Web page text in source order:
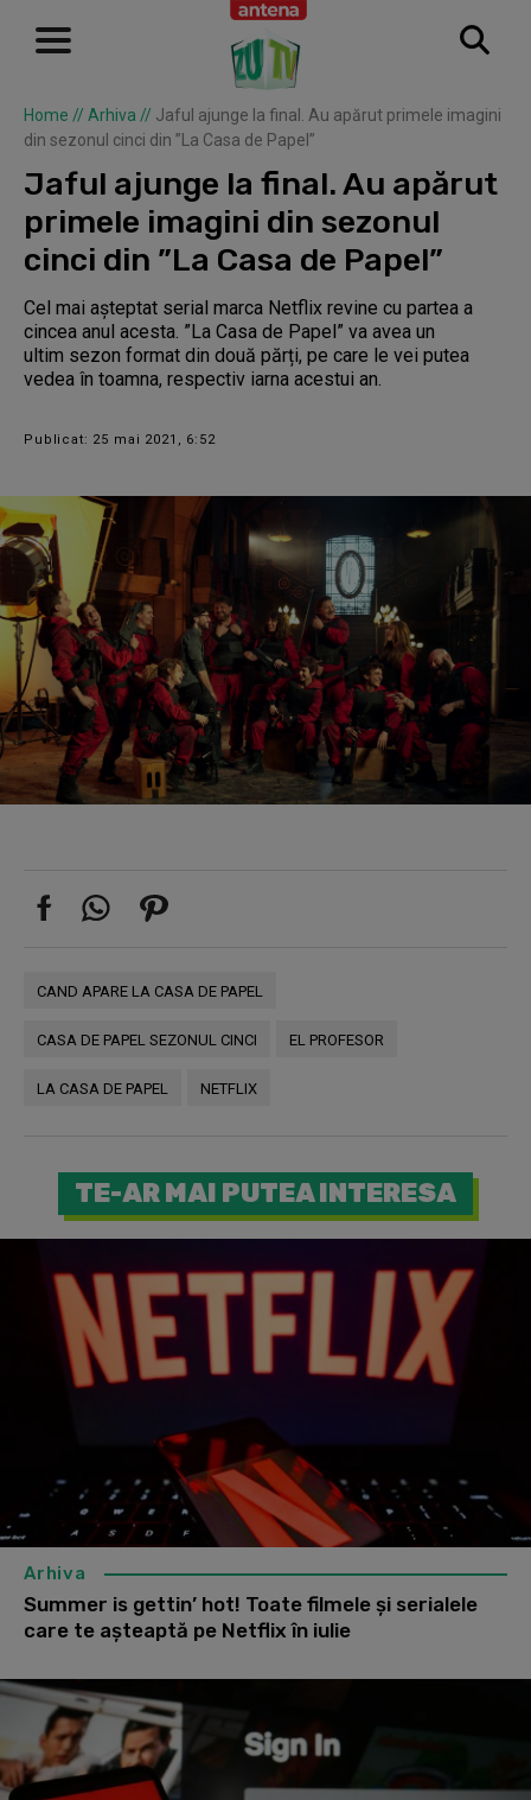
Home // Arhiva // Jaful ajunge la final. Au apărut primele imagini
din sezonul cinci din ”La Casa de Papel”
Jaful ajunge la final. Au apărut
primele imagini din sezonul
cinci din ”La Casa de Papel”
Cel mai așteptat serial marca Netflix revine cu partea a
cincea anul acesta. ”La Casa de Papel” va avea un
ultim sezon format din două părți, pe care le vei putea
vedea în toamna, respectiv iarna acestui an.
Publicat: 25 mai 2021, 6:52
CAND APARE LA CASA DE PAPEL
CASA DE PAPEL SEZONUL CINCI EL PROFESOR
LA CASA DE PAPEL NETFLIX
TE-AR MAI PUTEA INTERESA
Arhiva
Summer is gettin’ hot! Toate filmele și serialele
care te așteaptă pe Netflix în iulie